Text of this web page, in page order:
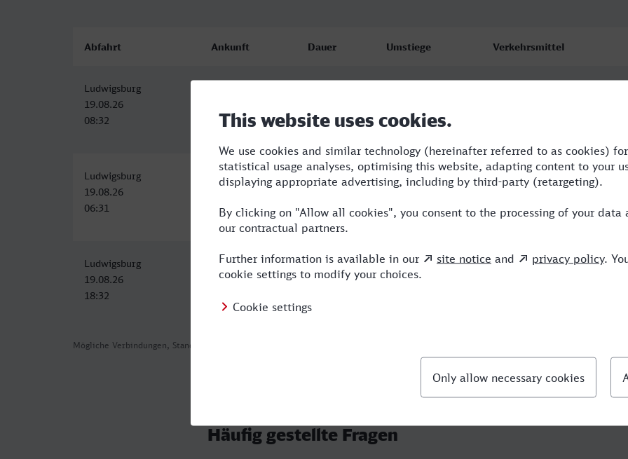
Mögliche Verbindungen, Stand: 2026-08-05 11:25
Abfahrt Ankunft Dauer Umstiege Verkehrsmittel
Ludwigsburg
19.08.26
08:32
12:27
Ludwigsburg
19.08.26
06:31
Viersen
19.08.26
10:28
3:57 RE,ERB,ICE
Ludwigsburg
19.08.26
18:32
Viersen
19.08.26
4:00 4 RB,RE,ERB,ICE
Häufig gestellte Fragen